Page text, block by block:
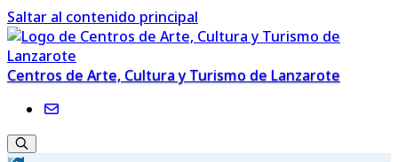
Saltar al contenido principal
Centros de Arte, Cultura y Turismo de Lanzarote